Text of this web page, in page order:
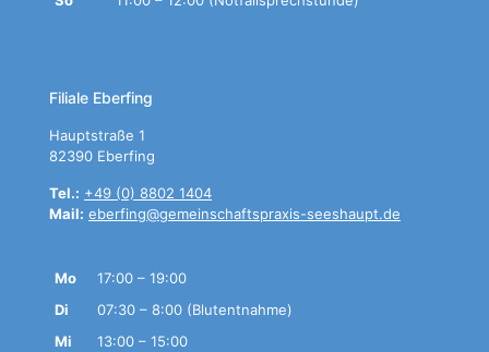
Filiale Eberfing
Hauptstraße 1
82390 Eberfing
Tel.: +49 (0) 8802 1404
Mail: eberfing@gemeinschaftspraxis-seeshaupt.de
Mo
17:00 – 19:00
Di
07:30 – 8:00 (Blutentnahme)
Mi
13:00 – 15:00